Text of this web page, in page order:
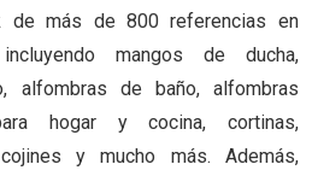
de más de 800 referencias en
mangos de ducha,
alfombras de baño, alfombras
hogar y cocina, cortinas,
y mucho más. Además,